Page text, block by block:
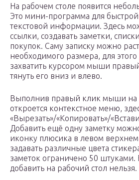
На рабочем столе появится
Это мини-программа для быстрой
текстовой информации. Здесь
ссылки, создавать заметки,
покупок. Саму записку можно
необходимого размера, для этого
захватить курсором мыши
тянуть его вниз и влево.
Выполнив правый клик мыши на
откроется контекстное меню,
«Вырезать»/«Копировать»/
Добавить ещё одну заметку
иконку плюсика в левом
задавать различные цвета
заметок ограничено 50
добавить на рабочий стол нельзя.